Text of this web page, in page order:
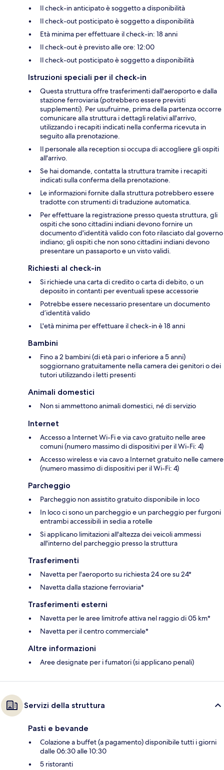
Il check-in anticipato è soggetto a disponibilità
Il check-out posticipato è soggetto a disponibilità
Età minima per effettuare il check-in: 18 anni
Il check-out è previsto alle ore: 12:00
Il check-out posticipato è soggetto a disponibilità
Istruzioni speciali per il check-in
Questa struttura offre trasferimenti dall'aeroporto e dalla
stazione ferroviaria (potrebbero essere previsti
supplementi). Per usufruirne, prima della partenza occorre
comunicare alla struttura i dettagli relativi all'arrivo,
utilizzando i recapiti indicati nella conferma ricevuta in
seguito alla prenotazione.
Il personale alla reception si occupa di accogliere gli ospiti
all'arrivo.
Se hai domande, contatta la struttura tramite i recapiti
indicati sulla conferma della prenotazione.
Le informazioni fornite dalla struttura potrebbero essere
tradotte con strumenti di traduzione automatica.
Per effettuare la registrazione presso questa struttura, gli
ospiti che sono cittadini indiani devono fornire un
documento d'identità valido con foto rilasciato dal governo
indiano; gli ospiti che non sono cittadini indiani devono
presentare un passaporto e un visto validi.
Richiesti al check-in
Si richiede una carta di credito o carta di debito, o un
deposito in contanti per eventuali spese accessorie
Potrebbe essere necessario presentare un documento
d’identità valido
L'età minima per effettuare il check-in è 18 anni
Bambini
Fino a 2 bambini (di età pari o inferiore a 5 anni)
soggiornano gratuitamente nella camera dei genitori o dei
tutori utilizzando i letti presenti
Animali domestici
Non si ammettono animali domestici, né di servizio
Internet
Accesso a Internet Wi-Fi e via cavo gratuito nelle aree
comuni (numero massimo di dispositivi per il Wi-Fi: 4)
Accesso wireless e via cavo a Internet gratuito nelle camere
(numero massimo di dispositivi per il Wi-Fi: 4)
Parcheggio
Parcheggio non assistito gratuito disponibile in loco
In loco ci sono un parcheggio e un parcheggio per furgoni
entrambi accessibili in sedia a rotelle
Si applicano limitazioni all'altezza dei veicoli ammessi
all'interno del parcheggio presso la struttura
Trasferimenti
Navetta per l'aeroporto su richiesta 24 ore su 24*
Navetta dalla stazione ferroviaria*
Trasferimenti esterni
Navetta per le aree limitrofe attiva nel raggio di 05 km*
Navetta per il centro commerciale*
Altre informazioni
Aree designate per i fumatori (si applicano penali)
Servizi della struttura
Pasti e bevande
Colazione a buffet (a pagamento) disponibile tutti i giorni
dalle 06:30 alle 10:30
5 ristoranti